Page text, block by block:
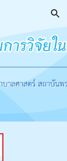
Skip to navigation